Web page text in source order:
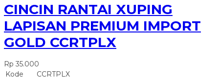
CINCIN RANTAI XUPING
LAPISAN PREMIUM IMPORT
GOLD CCRTPLX
Rp 35.000
Kode
CCRTPLX